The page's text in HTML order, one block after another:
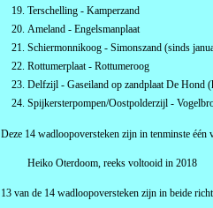
Terschelling - Kamperzand
Ameland - Engelsmanplaat
Schiermonnikoog - Simonszand (sinds
Rottumerplaat - Rottumeroog
Delfzijl - Gaseiland op zandplaat De Hond
Spijkersterpompen/Oostpolderzijl -
Deze 14 wadloopoversteken zijn in tenminste één
Heiko Oterdoom, reeks voltooid in 2018
13 van de 14 wadloopoversteken zijn in beide